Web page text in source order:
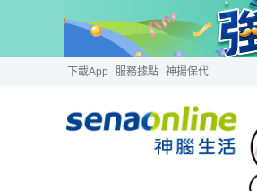
下載App 服務據點 神揚保代